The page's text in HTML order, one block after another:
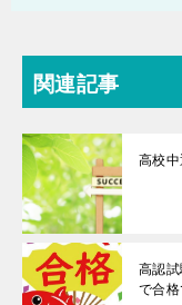
関連記事
高校
高認
で合格